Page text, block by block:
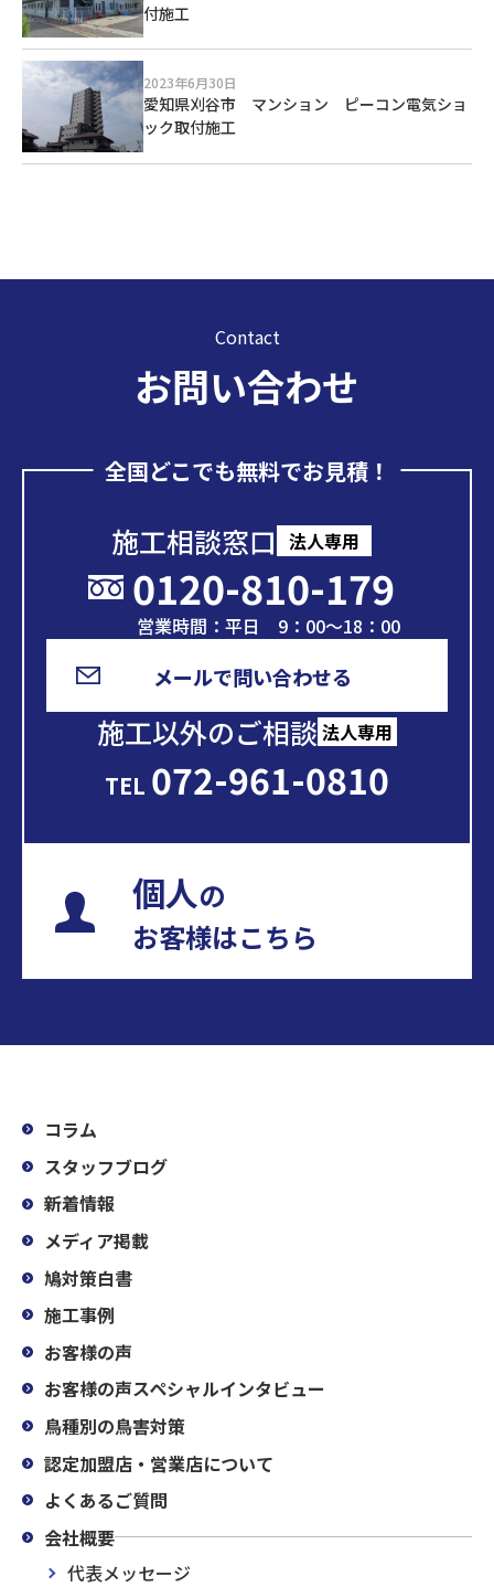
付施工
2023年6月30日
愛知県刈谷市 マンション ピーコン電気ショ
ック取付施工
Contact
お問い合わせ
全国どこでも無料でお見積！
施工相談窓口 法人専用
0120-810-179
営業時間：平日 9：00～18：00
メールで問い合わせる
施工以外のご相談 法人専用
TEL 072-961-0810
個人の
お客様はこちら
コラム
スタッフブログ
新着情報
メディア掲載
鳩対策白書
施工事例
お客様の声
お客様の声スペシャルインタビュー
鳥種別の鳥害対策
認定加盟店・営業店について
よくあるご質問
会社概要
代表メッセージ